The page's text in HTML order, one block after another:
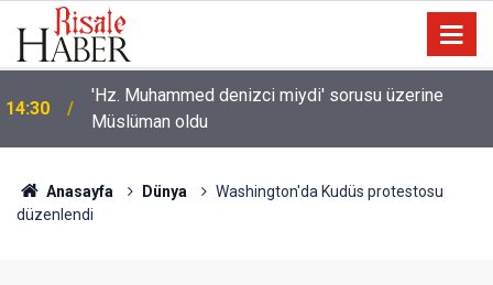
14:30
'Hz. Muhammed denizci miydi' sorusu üzerine
Müslüman oldu
Anasayfa Dünya
Washington'da Kudüs protestosu
düzenlendi